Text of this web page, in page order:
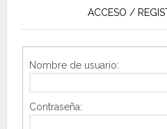
ACCESO /
Nombre de usuario:
Contraseña: